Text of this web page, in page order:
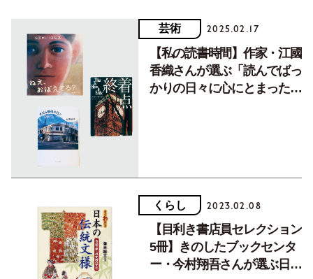
芸術 2025.02.17
【私の読書時間】作家・江國
香織さんが選ぶ「読んでばっ
かりの日々に心にとまった」
くらし 2023.02.08
【目利き書店員セレクション
5冊】きのしたブックセンタ
ー・今村翔吾さんが選ぶ日本